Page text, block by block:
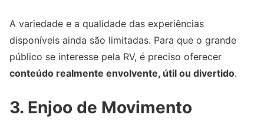
A variedade e a qualidade das experiências
disponíveis ainda são limitadas. Para que o grande
público se interesse pela RV, é preciso oferecer
conteúdo realmente envolvente, útil ou divertido.
3. Enjoo de Movimento